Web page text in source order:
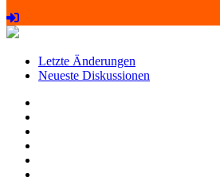
Letzte Änderungen
Neueste Diskussionen